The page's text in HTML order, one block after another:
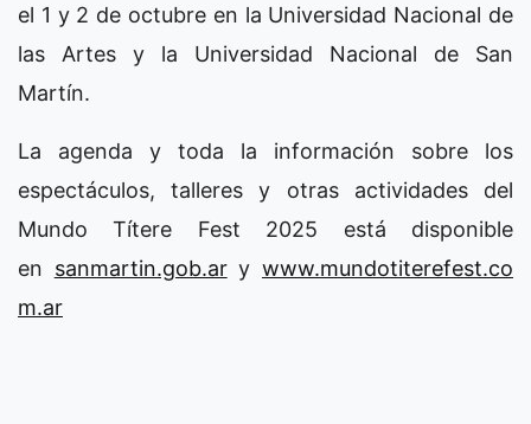
el 1 y 2 de octubre en la Universidad Nacional de
las Artes y la Universidad Nacional de San
Martín.
La agenda y toda la información sobre los
espectáculos, talleres y otras actividades del
Mundo Títere Fest 2025 está disponible
en sanmartin.gob.arywww.mundotiterefest.co
m.ar